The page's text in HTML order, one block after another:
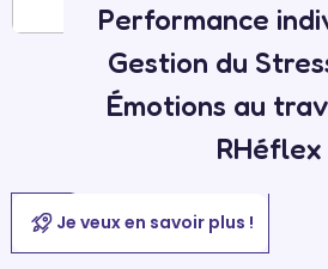
Performance
Gestion du
Émotions au
RHéflex
Je veux en savoir plus !